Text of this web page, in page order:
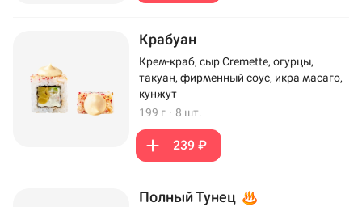
Крабуан
Крем-краб, сыр Cremette, огурцы,
такуан, фирменный соус, икра масаго,
кунжут
199 г · 8 шт.
239 ₽
Полный Тунец